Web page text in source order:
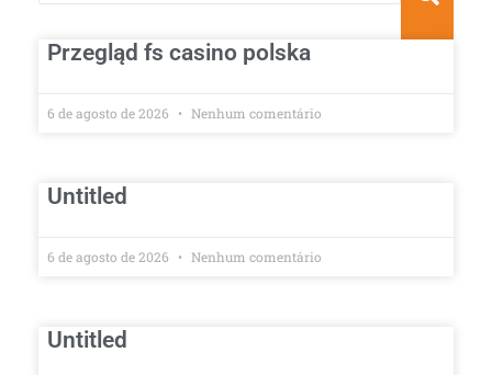
Przegląd fs casino polska
6 de agosto de 2026 Nenhum comentário
Untitled
6 de agosto de 2026 Nenhum comentário
Untitled